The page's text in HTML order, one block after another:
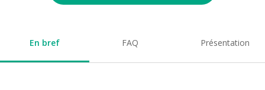
En bref FAQ Présentation